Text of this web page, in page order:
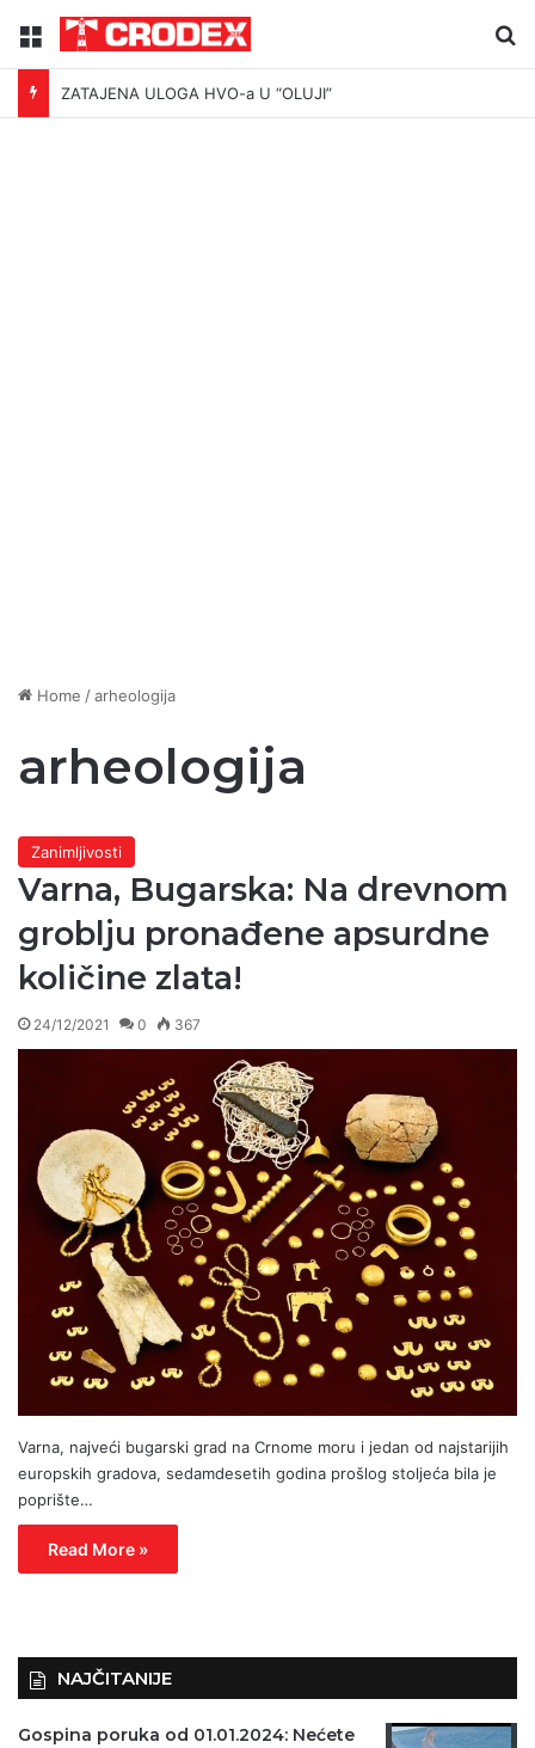
Menu
ZATAJENA ULOGA HVO-a U “OLUJI”
Home /arheologija
arheologija
Zanimljivosti
Varna, Bugarska: Na drevnom
groblju pronađene apsurdne
količine zlata!
24/12/2021 0 367
Varna, najveći bugarski grad na Crnome moru i jedan od najstarijih
europskih gradova, sedamdesetih godina prošlog stoljeća bila je
poprište…
Read More »
NAJČITANIJE
Gospina poruka od 01.01.2024: Nećete